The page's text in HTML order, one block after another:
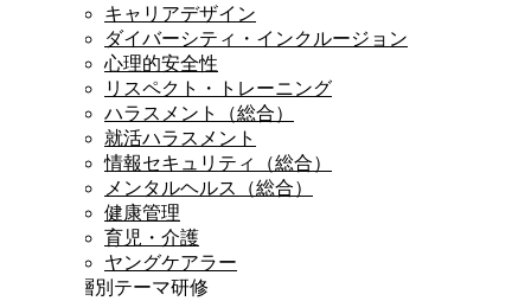
キャリアデザイン
ダイバーシティ・インクルージョン
心理的安全性
リスペクト・トレーニング
ハラスメント（総合）
就活ハラスメント
情報セキュリティ（総合）
メンタルヘルス（総合）
健康管理
育児・介護
ヤングケアラー
階層別テーマ研修